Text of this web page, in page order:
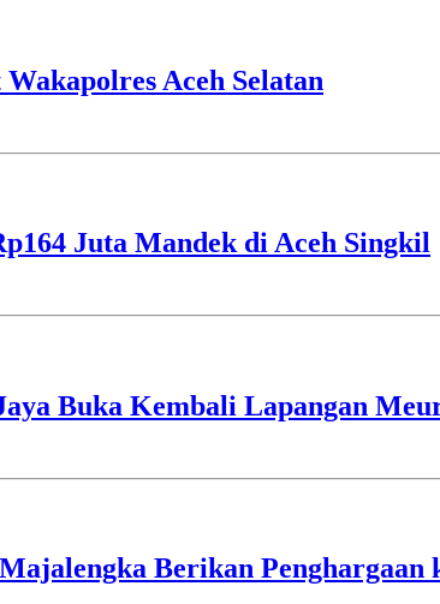
Aceh Selatan
Juta Mandek di Aceh Singkil
Buka Kembali Lapangan
Berikan